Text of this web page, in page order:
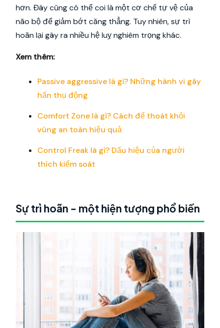
hơn. Đây cũng có thể coi là một cơ chế tự vệ của
não bộ để giảm bớt căng thẳng. Tuy nhiên, sự trì
hoãn lại gây ra nhiều hệ luỵ nghiêm trọng khác.
Xem thêm:
Passive aggressive là gì? Những hành vi gây
hấn thụ động
Comfort Zone là gì? Cách để thoát khỏi
vùng an toàn hiệu quả
Control Freak là gì? Dấu hiệu của người
thích kiểm soát
Sự trì hoãn - một hiện tượng phổ biến